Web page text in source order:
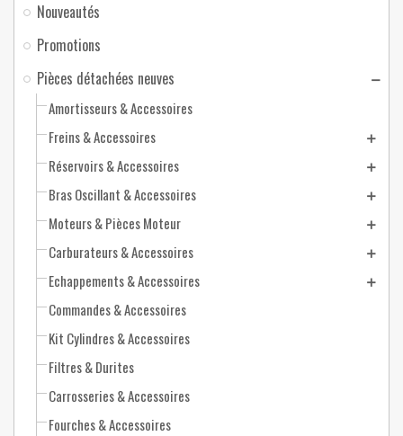
Nouveautés
Promotions
Pièces détachées neuves
Amortisseurs & Accessoires
Freins & Accessoires
Réservoirs & Accessoires
Bras Oscillant & Accessoires
Moteurs & Pièces Moteur
Carburateurs & Accessoires
Echappements & Accessoires
Commandes & Accessoires
Kit Cylindres & Accessoires
Filtres & Durites
Carrosseries & Accessoires
Fourches & Accessoires